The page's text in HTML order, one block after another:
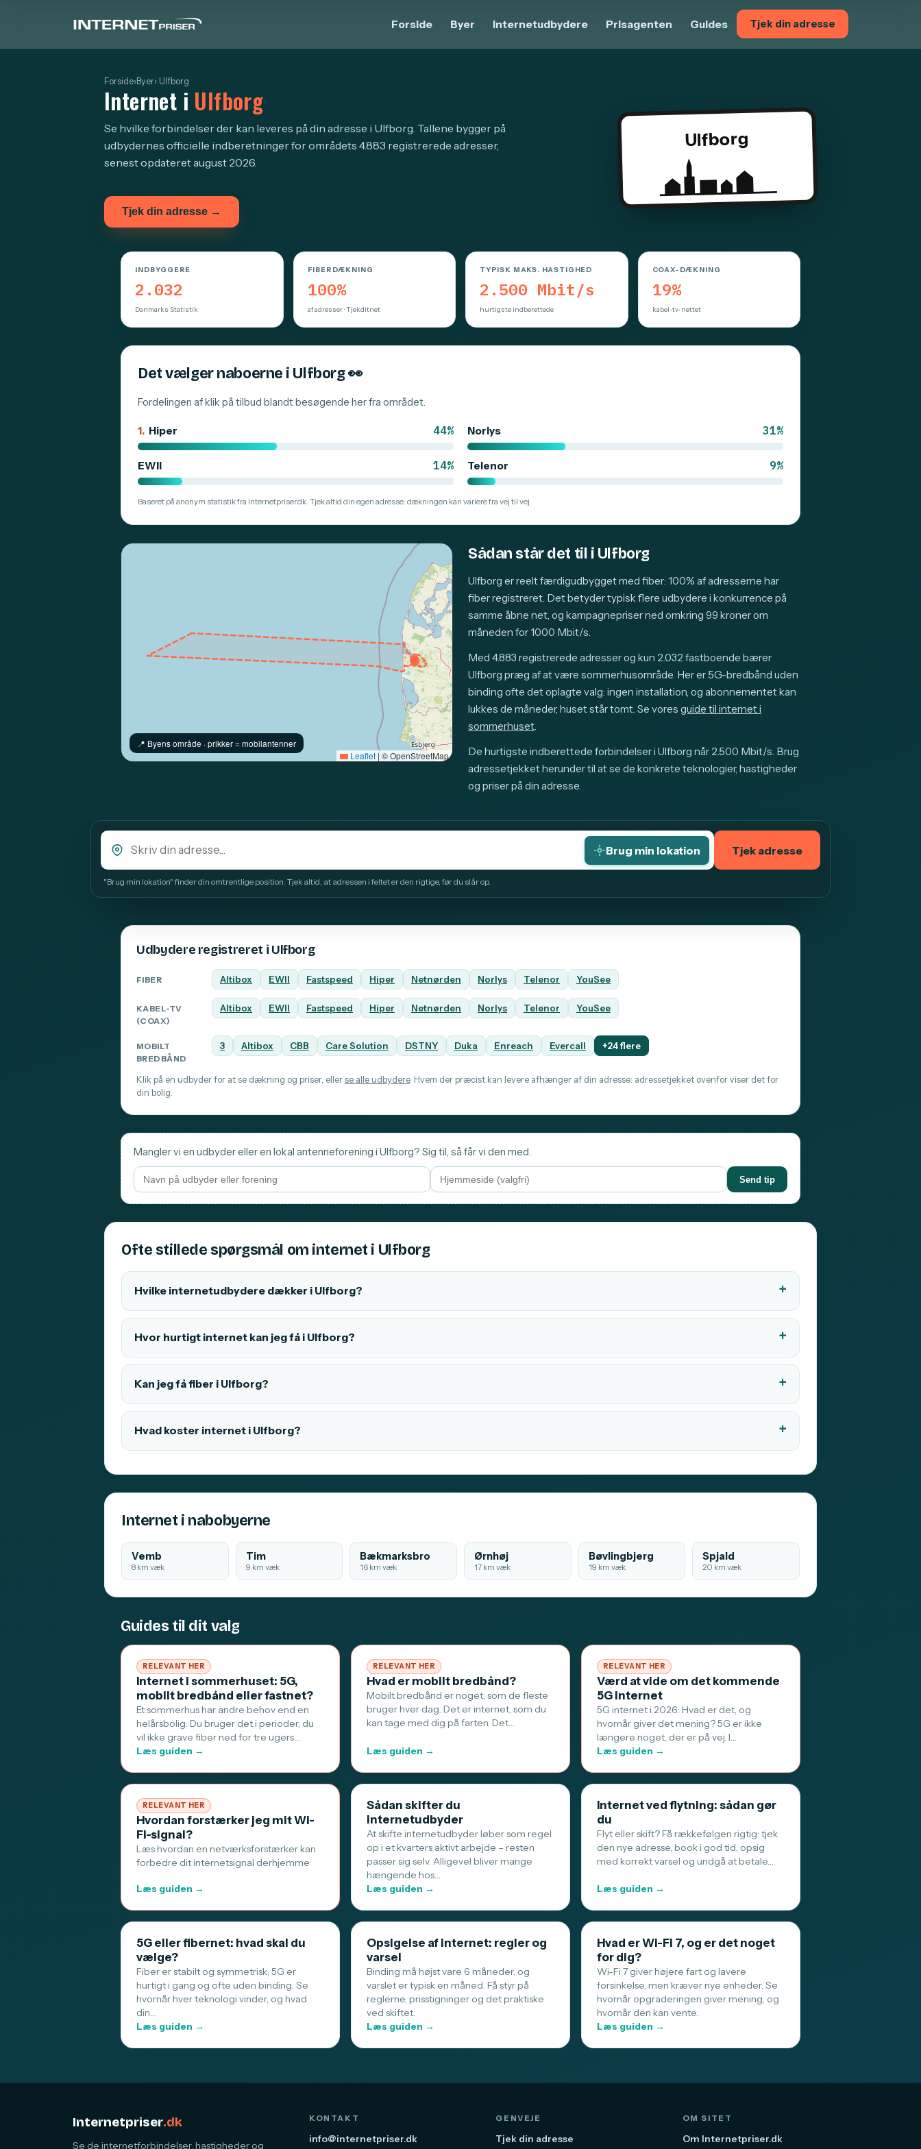
Forside Byer Internetudbydere Prisagenten Guides Tjek din adresse
Forside›Byer› Ulfborg
Internet i Ulfborg
Se hvilke forbindelser der kan leveres på din adresse i Ulfborg. Tallene bygger på
udbydernes officielle indberetninger for områdets 4.883 registrerede adresser,
senest opdateret august 2026.
Tjek din adresse →
Ulfborg
INDBYGGERE
2.032
Danmarks Statistik
FIBERDÆKNING
100%
af adresser · Tjekditnet
TYPISK MAKS. HASTIGHED
2.500 Mbit/s
hurtigste indberettede
COAX-DÆKNING
19%
kabel-tv-nettet
Det vælger naboerne i Ulfborg👀
Fordelingen af klik på tilbud blandt besøgende her fra området.
1. Hiper 44% Norlys 31%
EWII 14% Telenor 9%
Baseret på anonym statistik fra Internetpriser.dk. Tjek altid din egen adresse: dækningen kan variere fra vej til vej.
📍️ Byens område · prikker = mobilantenner
Leaflet | © OpenStreetMap
Sådan står det til i Ulfborg
Ulfborg er reelt færdigudbygget med fiber: 100% af adresserne har
fiber registreret. Det betyder typisk flere udbydere i konkurrence på
samme åbne net, og kampagnepriser ned omkring 99 kroner om
måneden for 1000 Mbit/s.
Med 4.883 registrerede adresser og kun 2.032 fastboende bærer
Ulfborg præg af at være sommerhusområde. Her er 5G-bredbånd uden
binding ofte det oplagte valg: ingen installation, og abonnementet kan
lukkes de måneder, huset står tomt. Se vores guide til internet i
sommerhuset.
De hurtigste indberettede forbindelser i Ulfborg når 2.500 Mbit/s. Brug
adressetjekket herunder til at se de konkrete teknologier, hastigheder
og priser på din adresse.
Brug min lokation Tjek adresse
"Brug min lokation" finder din omtrentlige position. Tjek altid, at adressen i feltet er den rigtige, før du slår op.
Udbydere registreret i Ulfborg
FIBER Altibox EWII Fastspeed Hiper Netnørden Norlys Telenor YouSee
KABEL-TV
(COAX)
Altibox EWII Fastspeed Hiper Netnørden Norlys Telenor YouSee
MOBILT
BREDBÅND
3 Altibox CBB Care Solution DSTNY Duka Enreach Evercall +24 flere
Klik på en udbyder for at se dækning og priser, eller se alle udbydere. Hvem der præcist kan levere afhænger af din adresse: adressetjekket ovenfor viser det for
din bolig.
Mangler vi en udbyder eller en lokal antenneforening i Ulfborg? Sig til, så får vi den med.
Send tip
Ofte stillede spørgsmål om internet i Ulfborg
Hvilke internetudbydere dækker i Ulfborg?
Hvor hurtigt internet kan jeg få i Ulfborg?
Kan jeg få fiber i Ulfborg?
Hvad koster internet i Ulfborg?
Internet i nabobyerne
Vemb
8 km væk
Tim
9 km væk
Bækmarksbro
16 km væk
Ørnhøj
17 km væk
Bøvlingbjerg
19 km væk
Spjald
20 km væk
Guides til dit valg
RELEVANT HER
Internet i sommerhuset: 5G,
mobilt bredbånd eller fastnet?
Et sommerhus har andre behov end en
helårsbolig: Du bruger det i perioder, du
vil ikke grave fiber ned for tre ugers…
Læs guiden →
RELEVANT HER
Hvad er mobilt bredbånd?
Mobilt bredbånd er noget, som de fleste
bruger hver dag. Det er internet, som du
kan tage med dig på farten. Det…
Læs guiden →
RELEVANT HER
Værd at vide om det kommende
5G internet
5G internet i 2026: Hvad er det, og
hvornår giver det mening? 5G er ikke
længere noget, der er på vej. I…
Læs guiden →
RELEVANT HER
Hvordan forstærker jeg mit Wi-
Fi-signal?
Læs hvordan en netværksforstærker kan
forbedre dit internetsignal derhjemme
Læs guiden →
Sådan skifter du
internetudbyder
At skifte internetudbyder løber som regel
op i et kvarters aktivt arbejde – resten
passer sig selv. Alligevel bliver mange
hængende hos…
Læs guiden →
Internet ved flytning: sådan gør
du
Flyt eller skift? Få rækkefølgen rigtig: tjek
den nye adresse, book i god tid, opsig
med korrekt varsel og undgå at betale…
Læs guiden →
5G eller fibernet: hvad skal du
vælge?
Fiber er stabilt og symmetrisk, 5G er
hurtigt i gang og ofte uden binding. Se
hvornår hver teknologi vinder, og hvad
din…
Læs guiden →
Opsigelse af internet: regler og
varsel
Binding må højst vare 6 måneder, og
varslet er typisk en måned. Få styr på
reglerne, prisstigninger og det praktiske
ved skiftet.
Læs guiden →
Hvad er Wi-Fi 7, og er det noget
for dig?
Wi-Fi 7 giver højere fart og lavere
forsinkelse, men kræver nye enheder. Se
hvornår opgraderingen giver mening, og
hvornår den kan vente.
Læs guiden →
Internetpriser.dk
Se de internetforbindelser, hastigheder og
KONTAKT
info@internetpriser.dk
GENVEJE
Tjek din adresse
OM SITET
Om Internetpriser.dk